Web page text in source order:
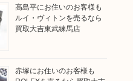
高島平にお住いのお客様も
ルイ・ヴィトンを売るなら
買取大吉東武練馬店
赤塚にお住いのお客様も